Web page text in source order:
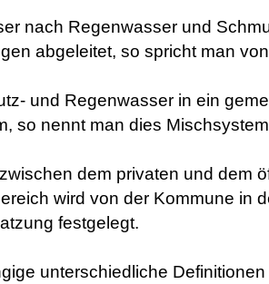
nach Regenwasser und
abgeleitet, so spricht man
und Regenwasser in ein
so nennt man dies
dem privaten und dem
wird von der Kommune in
festgelegt.
unterschiedliche